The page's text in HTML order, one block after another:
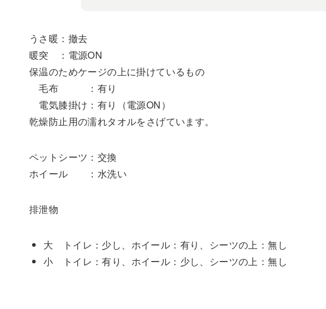
うさ暖：撤去
暖突 ：電源ON
保温のためケージの上に掛けているもの
毛布 ：有り
電気膝掛け：有り（電源ON）
乾燥防止用の濡れタオルをさげています。
ペットシーツ：交換
ホイール ：水洗い
排泄物
大 トイレ：少し、ホイール：有り、シーツの上：無し
小 トイレ：有り、ホイール：少し、シーツの上：無し